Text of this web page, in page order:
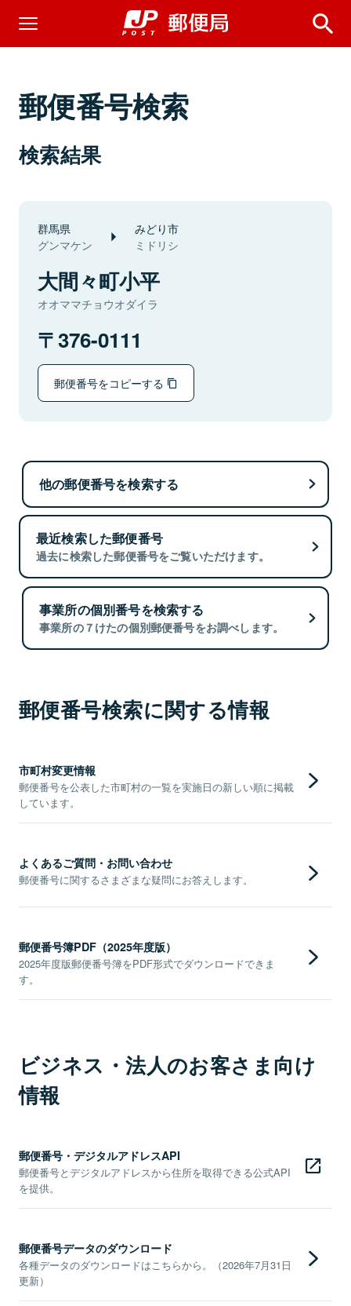
郵便番号検索
検索結果
群馬県
グンマケン
みどり市
ミドリシ
大間々町小平
オオママチョウオダイラ
376-0111
郵便番号をコピーする
他の郵便番号を検索する
最近検索した郵便番号
過去に検索した郵便番号をご覧いただけます。
事業所の個別番号を検索する
事業所の７けたの個別郵便番号をお調べします。
郵便番号検索に関する情報
市町村変更情報
郵便番号を公表した市町村の一覧を実施日の新しい順に掲載
しています。
よくあるご質問・お問い合わせ
郵便番号に関するさまざまな疑問にお答えします。
郵便番号簿PDF（2025年度版）
2025年度版郵便番号簿をPDF形式でダウンロードできま
す。
ビジネス・法人のお客さま向け
情報
郵便番号・デジタルアドレスAPI
郵便番号とデジタルアドレスから住所を取得できる公式API
を提供。
郵便番号データのダウンロード
各種データのダウンロードはこちらから。（2026年7月31日
更新）